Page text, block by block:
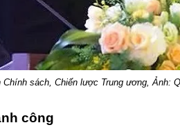
sách, Chiến lược Trung ương, Ảnh:
công